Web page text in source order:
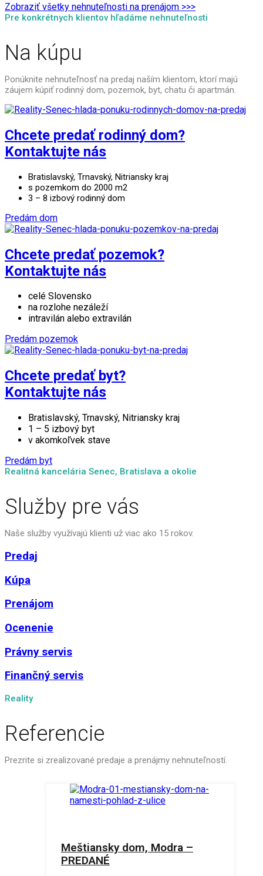
Zobraziť všetky nehnuteľnosti na prenájom >>>
Pre konkrétnych klientov hľadáme nehnuteľnosti
Na kúpu
Ponúknite nehnuteľnosť na predaj naším klientom, ktorí majú
záujem kúpiť rodinný dom, pozemok, byt, chatu či apartmán.
Chcete predať rodinný dom?
Kontaktujte nás
Bratislavský, Trnavský, Nitriansky kraj
s pozemkom do 2000 m2
3 – 8 izbový rodinný dom
Predám dom
Chcete predať pozemok?
Kontaktujte nás
celé Slovensko
na rozlohe nezáleží
intravilán alebo extravilán
Predám pozemok
Chcete predať byt?
Kontaktujte nás
Bratislavský, Trnavský, Nitriansky kraj
1 – 5 izbový byt
v akomkoľvek stave
Predám byt
Realitná kancelária Senec, Bratislava a okolie
Služby pre vás
Naše služby využívajú klienti už viac ako 15 rokov.
Predaj
Kúpa
Prenájom
Ocenenie
Právny servis
Finančný servis
Reality
Referencie
Prezrite si zrealizované predaje a prenájmy nehnuteľností.
Meštiansky dom, Modra –
PREDANÉ